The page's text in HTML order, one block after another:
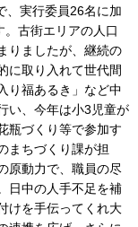
、実行委員26名に加
古街エリアの人口
りましたが、継続の
に取り入れて世代間
り福あるき」など中
い、今年は小3児童が
瓶づくり等で参加す
まちづくり課が担
原動力で、職員の尽
日中の人手不足を補
けを手伝ってくれ大